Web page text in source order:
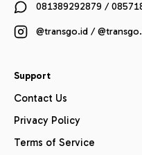
081389292879 /
@transgo.id /
Support
Contact Us
Privacy Policy
Terms of Service